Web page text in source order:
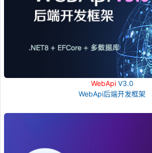
WebApiV3.0
WebApi后端开发框架